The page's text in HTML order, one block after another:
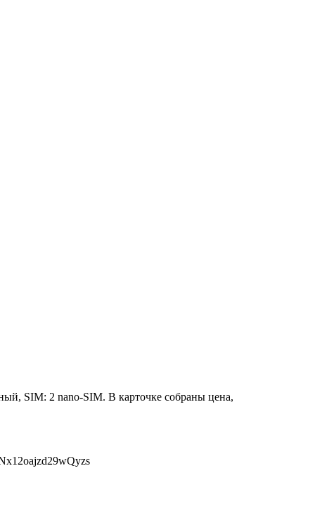
SIM: 2 nano-SIM. В карточке собраны цена,